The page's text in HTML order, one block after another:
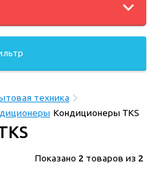
техника
Кондиционеры TKS
Показано 2 товаров из 2